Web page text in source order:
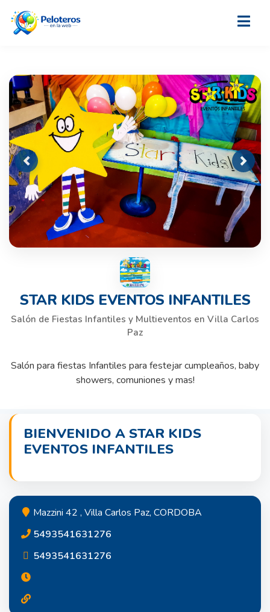
Previous Next
STAR KIDS EVENTOS INFANTILES
Salón de Fiestas Infantiles y Multieventos en Villa Carlos
Paz
Salón para fiestas Infantiles para festejar cumpleaños, baby
showers, comuniones y mas!
BIENVENIDO A STAR KIDS
EVENTOS INFANTILES
Mazzini 42 , Villa Carlos Paz, CORDOBA
5493541631276
5493541631276